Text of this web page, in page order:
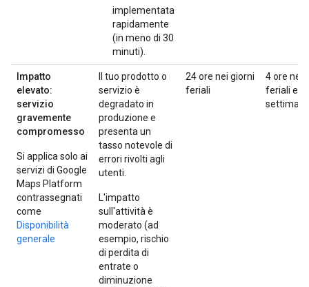
implementata
rapidamente
(in meno di 30
minuti).
Impatto
elevato:
servizio
gravemente
compromesso
Si applica solo ai
servizi di Google
Maps Platform
contrassegnati
come
Disponibilità
generale
Il tuo prodotto o
servizio è
degradato in
produzione e
presenta un
tasso notevole di
errori rivolti agli
utenti.
L'impatto
sull'attività è
moderato (ad
esempio, rischio
di perdita di
entrate o
diminuzione
24 ore nei giorni
feriali
4 ore nei
feriali e